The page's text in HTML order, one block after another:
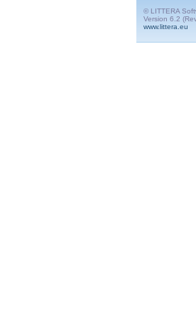
© LITTERA
Version 6.2
www.littera.eu